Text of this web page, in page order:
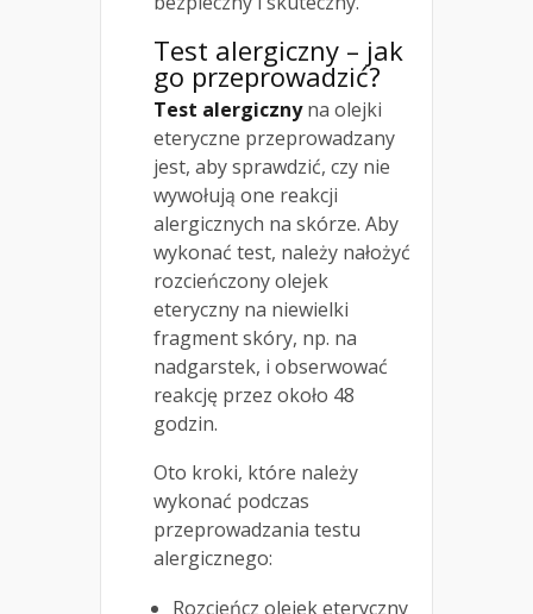
Test alergiczny – jak
go przeprowadzić?
Test alergicznyna olejki
eteryczne przeprowadzany
jest, aby sprawdzić, czy nie
wywołują one reakcji
alergicznych na skórze. Aby
wykonać test, należy nałożyć
rozcieńczony olejek
eteryczny na niewielki
fragment skóry, np. na
nadgarstek, i obserwować
reakcję przez około 48
godzin.
Oto kroki, które należy
wykonać podczas
przeprowadzania testu
alergicznego:
Rozcieńcz olejek eteryczny